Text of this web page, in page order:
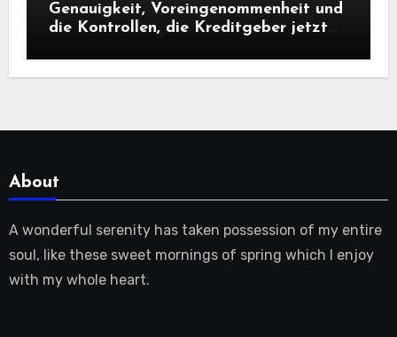
Genauigkeit, Voreingenommenheit und
die Kontrollen, die Kreditgeber jetzt
About
A wonderful serenity has taken possession of my entire
soul, like these sweet mornings of spring which I enjoy
with my whole heart.